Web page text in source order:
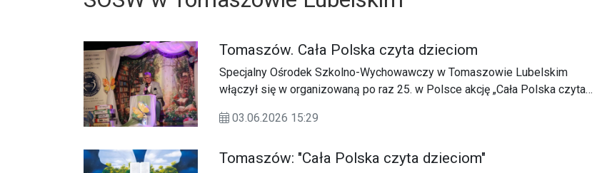
Tomaszów. Cała Polska czyta dzieciom
Specjalny Ośrodek Szkolno-Wychowawczy w Tomaszowie Lubelskim
włączył się w organizowaną po raz 25. w Polsce akcję „Cała Polska czyta
03.06.2026 15:29
Tomaszów: "Cała Polska czyta dzieciom"